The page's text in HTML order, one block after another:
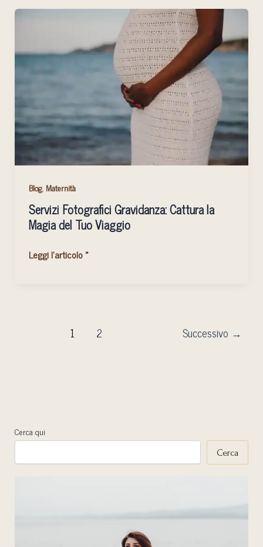
Blog, Maternità
Servizi Fotografici Gravidanza: Cattura la
Magia del Tuo Viaggio
Gravidanza:
Cattura
del
Tuo
Viaggio
Leggi l'articolo »
1 2 Successivo →
Cerca qui
Cerca